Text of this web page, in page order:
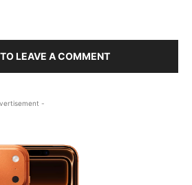
LEAVE A COMMENT
-